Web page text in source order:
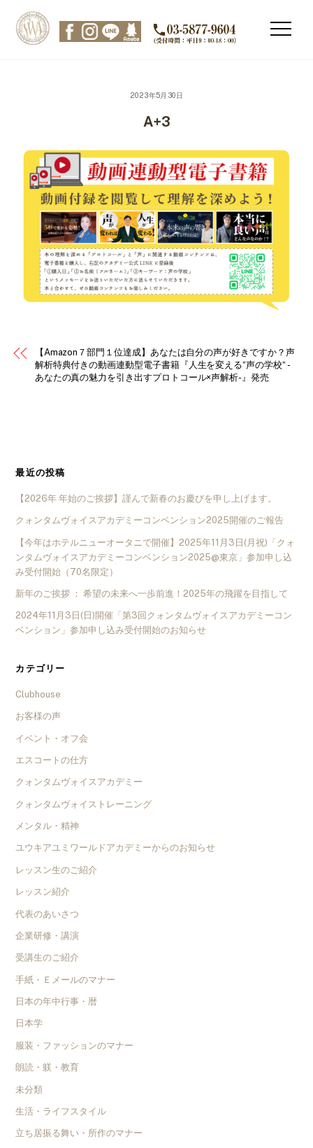
content
Menu
2023年5月30日
A+3
【Amazon７部門１位達成】あなたは自分の声が好きですか？声
解析特典付きの動画連動型電子書籍『人生を変える“声の学校“ -
あなたの真の魅力を引き出すプロトコール×声解析-』発売
最近の投稿
【2026年 年始のご挨拶】謹んで新春のお慶びを申し上げます。
クォンタムヴォイスアカデミーコンベンション2025開催のご報告
【今年はホテルニューオータニで開催】2025年11月3日(月祝)「クォ
ンタムヴォイスアカデミーコンベンション2025@東京」参加申し込
み受付開始（70名限定）
新年のご挨拶 ： 希望の未来へ一歩前進！2025年の飛躍を目指して
2024年11月3日(日)開催「第3回クォンタムヴォイスアカデミーコン
ベンション」参加申し込み受付開始のお知らせ
カテゴリー
Clubhouse
お客様の声
イベント・オフ会
エスコートの仕方
クォンタムヴォイスアカデミー
クォンタムヴォイストレーニング
メンタル・精神
ユウキアユミワールドアカデミーからのお知らせ
レッスン生のご紹介
レッスン紹介
代表のあいさつ
企業研修・講演
受講生のご紹介
手紙・Ｅメールのマナー
日本の年中行事・暦
日本学
服装・ファッションのマナー
朗読・躾・教育
未分類
生活・ライフスタイル
立ち居振る舞い・所作のマナー